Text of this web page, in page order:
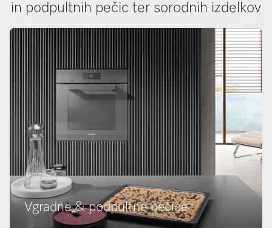
in podpultnih pečic ter sorodnih izdelkov
Vgradne & podpultne pečice